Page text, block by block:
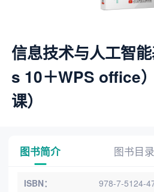
信息技术与人工智
s 10＋WPS office
课）
图书简介 图书目录
ISBN：
978-7-5124-